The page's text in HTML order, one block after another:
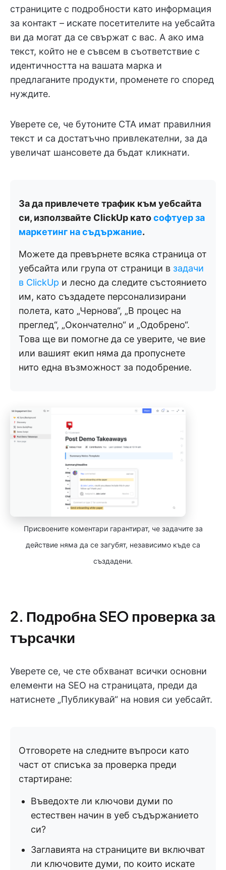
страниците с подробности като информация
за контакт – искате посетителите на уебсайта
ви да могат да се свържат с вас. А ако има
текст, който не е съвсем в съответствие с
идентичността на вашата марка и
предлаганите продукти, променете го според
нуждите.
Уверете се, че бутоните CTA имат правилния
текст и са достатъчно привлекателни, за да
увеличат шансовете да бъдат кликнати.
За да привлечете трафик към уебсайта
си, използвайте ClickUp катософтуер за
маркетинг на съдържание.
Можете да превърнете всяка страница от
уебсайта или група от страници в задачи
в ClickUp и лесно да следите състоянието
им, като създадете персонализирани
полета, като „Чернова“, „В процес на
преглед“, „Окончателно“ и „Одобрено“.
Това ще ви помогне да се уверите, че вие
или вашият екип няма да пропуснете
нито една възможност за подобрение.
Присвоените коментари гарантират, че задачите за
действие няма да се загубят, независимо къде са
създадени.
2. Подробна SEO проверка за
търсачки
Уверете се, че сте обхванат всички основни
елементи на SEO на страницата, преди да
натиснете „Публикувай“ на новия си уебсайт.
Отговорете на следните въпроси като
част от списъка за проверка преди
стартиране:
Въведохте ли ключови думи по
естествен начин в уеб съдържанието
си?
Заглавията на страниците ви включват
ли ключовите думи, по които искате